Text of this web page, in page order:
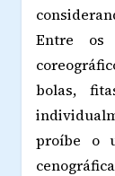
Entre os
bolas,
proíbe o